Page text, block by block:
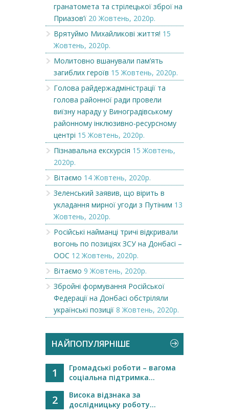
гранатомета та стрілецької зброї на
Приазов’ї 20 Жовтень, 2020р.
Врятуймо Михайликові життя! 15
Жовтень, 2020р.
Молитовно вшанували пам’ять
загиблих героїв 15 Жовтень, 2020р.
Голова райдержадміністрації та
голова районної ради провели
виїзну нараду у Виноградівському
районному інклюзивно-ресурсному
центрі 15 Жовтень, 2020р.
Пізнавальна екскурсія 15 Жовтень,
2020р.
Вітаємо 14 Жовтень, 2020р.
Зеленський заявив, що вірить в
укладання мирної угоди з Путіним 13
Жовтень, 2020р.
Російські найманці тричі відкривали
вогонь по позиціях ЗСУ на Донбасі –
ООС 12 Жовтень, 2020р.
Вітаємо 9 Жовтень, 2020р.
Збройні формування Російської
Федерації на Донбасі обстріляли
українські позиції 8 Жовтень, 2020р.
НАЙПОПУЛЯРНІШЕ
1
Громадські роботи – вагома
соціальна підтримка...
2
Висока відзнака за
дослідницьку роботу...